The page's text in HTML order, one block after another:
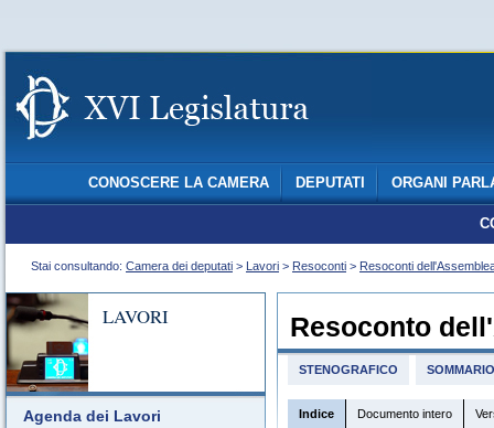
CONOSCERE LA CAMERA DEPUTATI ORGANI
Stai consultando: Camera dei deputati > Lavori > Resoconti > Resoconti
LAVORI
Agenda dei Lavori
Resoconto
STENOGRAFICO SOMMARIO
Indice Documento intero